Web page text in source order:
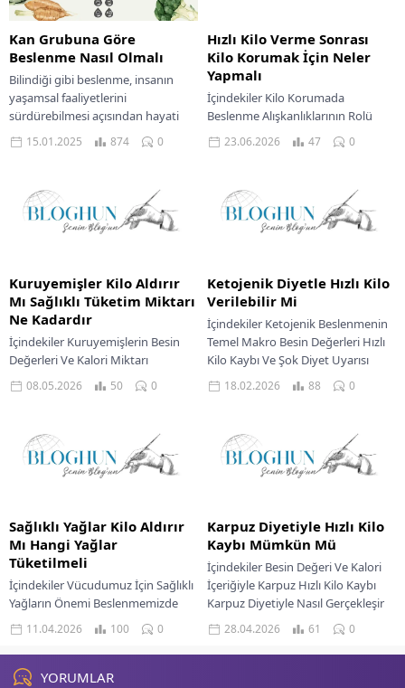
Kan Grubuna Göre
Beslenme Nasıl Olmalı
Bilindiği gibi beslenme, insanın
yaşamsal faaliyetlerini
sürdürebilmesi açısından hayati
önem taşıyan bir unsur. Tabii
bunun yanında beslenme
15.01.2025 874 0
Hızlı Kilo Verme Sonrası
Kilo Korumak İçin Neler
Yapmalı
İçindekiler Kilo Korumada
Beslenme Alışkanlıklarının Rolü
Porsiyon Yönetimi Ve Düzenli
Öğünlerin Önemi Aktif Bir Yaşam
Tüketiminin...
23.06.2026 47 0
Kuruyemişler Kilo Aldırır
Mı Sağlıklı Tüketim Miktarı
Ne Kadardır
İçindekiler Kuruyemişlerin Besin
Değerleri Ve Kalori Miktarı
Kuruyemişler Kilo Aldırır Mı Günlük
Öğünlerinize Kuruyemişleri Dahil
08.05.2026 50 0
Ketojenik Diyetle Hızlı Kilo
Verilebilir Mi
İçindekiler Ketojenik Beslenmenin
Temel Makro Besin Değerleri Hızlı
Kilo Kaybı Ve Şok Diyet Uyarısı
Ketojenik Diyette Dengeli Bir Öğün
Planı...
18.02.2026 88 0
Sağlıklı Yağlar Kilo Aldırır
Mı Hangi Yağlar
Tüketilmeli
İçindekiler Vücudumuz İçin Sağlıklı
Yağların Önemi Beslenmemizde
Olması Gereken Yağ Türleri
Zeytinyağı Avokado Ve Avokado
Yağı Kuruyemişler Ve Tohumlar
Deniz...
11.04.2026 100 0
Karpuz Diyetiyle Hızlı Kilo
Kaybı Mümkün Mü
İçindekiler Besin Değeri Ve Kalori
İçeriğiyle Karpuz Hızlı Kilo Kaybı
Karpuz Diyetiyle Nasıl Gerçekleşir
Karpuz Diyetiyle İlişkili Sağlık
Riskleri Kalıcı...
28.04.2026 61 0
YORUMLAR